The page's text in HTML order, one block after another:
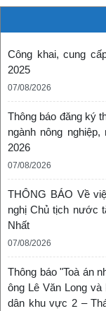
Công khai, cung
2025
07/08/2026
Thông báo đăng ký
ngành nông
2026
07/08/2026
THÔNG BÁO Về
nghị Chủ tịch nước
Nhất
07/08/2026
Thông báo "Toà án
ông Lê Văn Long
dân khu vực 2 –